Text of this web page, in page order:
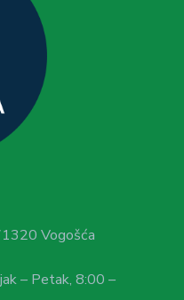
Vogošća
– Petak, 8:00 –